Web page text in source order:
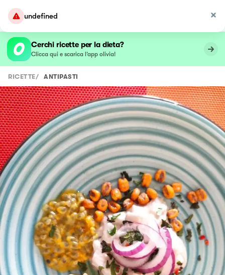
undefined
Cerchi ricette per la dieta?
Clicca qui e scarica l’app olivia!
RICETTE/ ANTIPASTI